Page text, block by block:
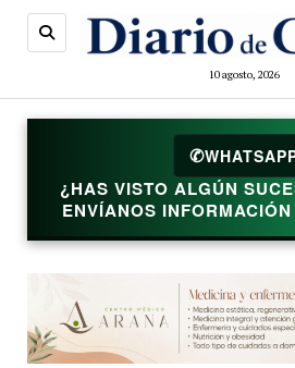
10 agosto, 2026
✆
¿HAS VISTO ALGÚN
ENVÍANOS